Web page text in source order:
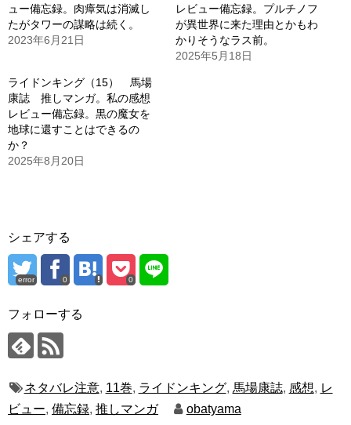
ュー備忘録。肉瘴気は消滅し
たがタワーの謀略は続く。
2023年6月21日
レビュー備忘録。プルチノフ
が異世界に来た理由とかもわ
かりそうなラス前。
2025年5月18日
ライドンキング（15） 馬場
康誌 推しマンガ。私の感想
レビュー備忘録。黒の魔女を
地球に還すことはできるの
か？
2025年8月20日
シェアする
error 0 0
フォローする
ネタバレ注意, 11巻, ライドンキング, 馬場康誌, 感想, レ
ビュー, 備忘録, 推しマンガ obatyama